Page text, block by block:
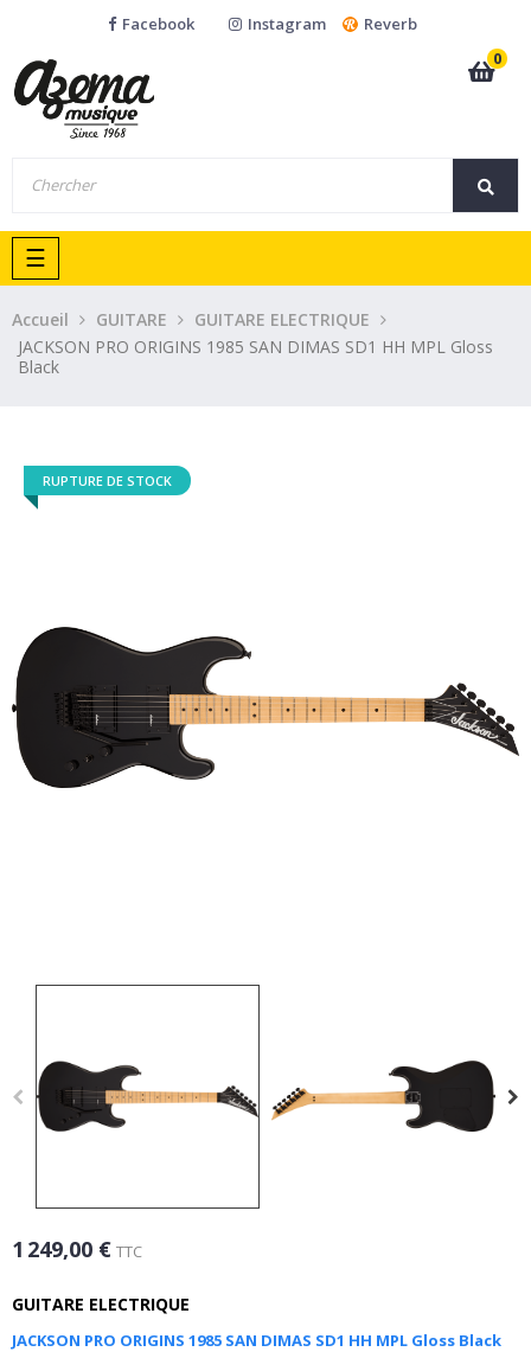
Facebook Instagram
Reverb
0
Basculer
la
navigation
☰
Accueil GUITARE
GUITARE ELECTRIQUE
JACKSON PRO ORIGINS 1985 SAN DIMAS SD1 HH MPL Gloss
Black
RUPTURE DE STOCK
1 249,00 € TTC
GUITARE ELECTRIQUE
JACKSON PRO ORIGINS 1985 SAN DIMAS SD1 HH MPL Gloss Black